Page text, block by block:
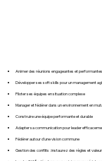
Animer des réunions engageantes et performantes
Développer ses soft skills pour un management
Piloter ses équipes en situation complexe
Manager et fédérer dans un environnement en
Construire une équipe performante et durable
Adapter sa communication pour leader
Fédérer autour d’une vision commune
Gestion des conflits : instaurez des règles et